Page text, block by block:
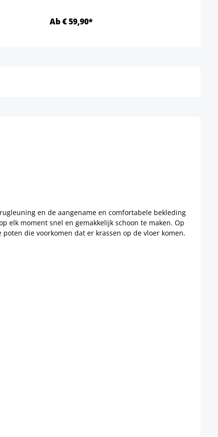
Ab € 59,90*
en de aangename en comfortabele bekleding
elk moment snel en gemakkelijk schoon te maken. Op
die voorkomen dat er krassen op de vloer komen.